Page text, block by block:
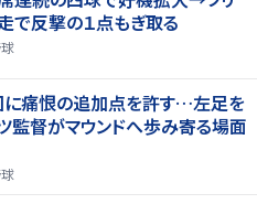
で反撃の１点もぎ取る
に痛恨の追加点を許す…左足を
監督がマウンドへ歩み寄る場面